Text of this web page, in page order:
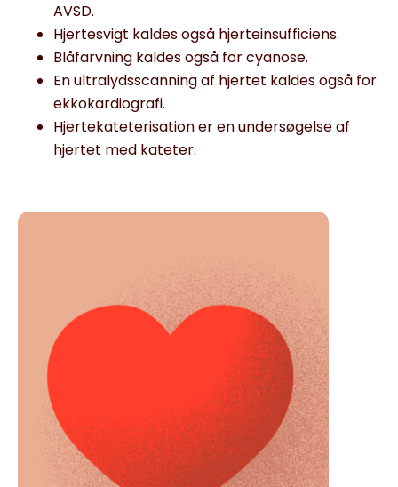
AVSD.
Hjertesvigt kaldes også hjerteinsufficiens.
Blåfarvning kaldes også for cyanose.
En ultralydsscanning af hjertet kaldes også for
ekkokardiografi.
Hjertekateterisation er en undersøgelse af
hjertet med kateter.